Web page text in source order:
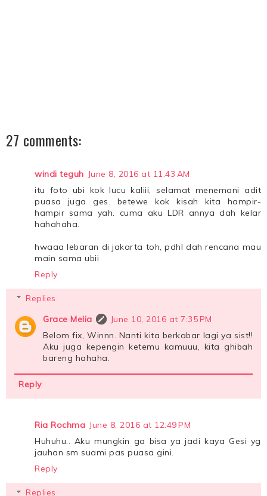
27 comments:
windi teguh June 8, 2016 at 11:43 AM
itu foto ubi kok lucu kaliii, selamat menemani adit
puasa juga ges. betewe kok kisah kita hampir-
hampir sama yah. cuma aku LDR annya dah kelar
hahahaha.
hwaaa lebaran di jakarta toh, pdhl dah rencana mau
main sama ubii
Reply
Replies
Grace Melia
June 10, 2016 at 7:35 PM
Belom fix, Winnn. Nanti kita berkabar lagi ya sist!!
Aku juga kepengin ketemu kamuuu, kita ghibah
bareng hahaha.
Reply
Ria Rochma June 8, 2016 at 12:49 PM
Huhuhu.. Aku mungkin ga bisa ya jadi kaya Gesi yg
jauhan sm suami pas puasa gini.
Reply
Replies